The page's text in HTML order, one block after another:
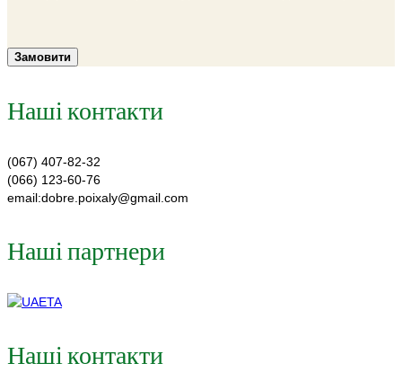
Замовити
Наші контакти
(067) 407-82-32
(066) 123-60-76
email:dobre.poixaly@gmail.com
Наші партнери
Наші контакти